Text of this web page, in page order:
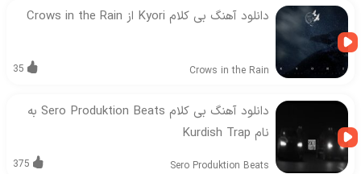
دانلود آهنگ بی کلام Kyori از Crows in the Rain
Crows in the Rain
35
دانلود آهنگ بی کلام Sero Produktion Beats به
نام Kurdish Trap
Sero Produktion Beats
375